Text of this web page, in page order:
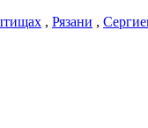
, Рязани ,